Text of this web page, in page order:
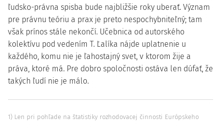
ľudsko-právna spisba bude najbližšie roky uberať. Význam
pre právnu teóriu a prax je preto nespochybniteľný; tam
však prínos stále nekončí. Učebnica od autorského
kolektívu pod vedením T. Ľalíka nájde uplatnenie u
každého, komu nie je ľahostajný svet, v ktorom žije a
práva, ktoré má. Pre dobro spoločnosti ostáva len dúfať, že
takých ľudí nie je málo.
1) Len pri pohľade na štatistiky rozhodovacej činnosti Európskeho